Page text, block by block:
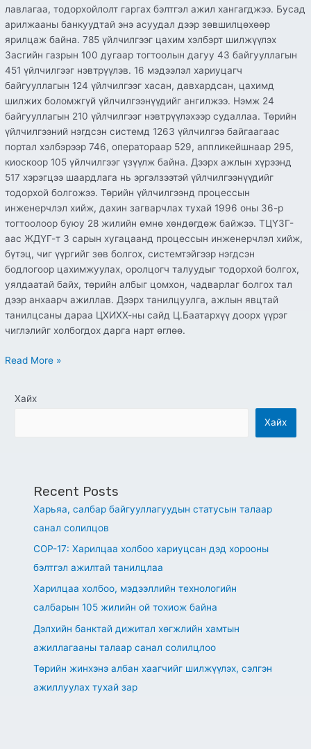
лавлагаа, тодорхойлолт гаргах бэлтгэл ажил хангагджээ. Бусад
арилжааны банкуудтай энэ асуудал дээр зөвшилцөхөөр
ярилцаж байна. 785 үйлчилгээг цахим хэлбэрт шилжүүлэх
Засгийн газрын 100 дугаар тогтоолын дагуу 43 байгууллагын
451 үйлчилгээг нэвтрүүлэв. 16 мэдээлэл хариуцагч
байгууллагын 124 үйлчилгээг хасан, давхардсан, цахимд
шилжих боломжгүй үйлчилгээнүүдийг ангилжээ. Нэмж 24
байгууллагын 210 үйлчилгээг нэвтрүүлэхээр судаллаа. Төрийн
үйлчилгээний нэгдсэн системд 1263 үйлчилгээ байгаагаас
портал хэлбэрээр 746, оператораар 529, аппликейшнаар 295,
киоскоор 105 үйлчилгээг үзүүлж байна. Дээрх ажлын хүрээнд
517 хэрэгцээ шаардлага нь эргэлзээтэй үйлчилгээнүүдийг
тодорхой болгожээ. Төрийн үйлчилгээнд процессын
инженерчлэл хийж, дахин загварчлах тухай 1996 оны 36-р
тогтоолоор буюу 28 жилийн өмнө хөндөгдөж байжээ. ТЦҮЗГ-
аас ЖДҮГ-т 3 сарын хугацаанд процессын инженерчлэл хийж,
бүтэц, чиг үүргийг зөв болгох, системтэйгээр нэгдсэн
бодлогоор цахимжуулах, оролцогч талуудыг тодорхой болгох,
уялдаатай байх, төрийн албыг цомхон, чадварлаг болгох тал
дээр анхаарч ажиллав. Дээрх танилцуулга, ажлын явцтай
танилцсаны дараа ЦХИХХ-ны сайд Ц.Баатархүү доорх үүрэг
чиглэлийг холбогдох дарга нарт өглөө.
Read More »
Хайх
Хайх
Recent Posts
Харьяа, салбар байгууллагуудын статусын талаар
санал солилцов
СОР-17: Харилцаа холбоо хариуцсан дэд хорооны
бэлтгэл ажилтай танилцлаа
Харилцаа холбоо, мэдээллийн технологийн
салбарын 105 жилийн ой тохиож байна
Дэлхийн банктай дижитал хөгжлийн хамтын
ажиллагааны талаар санал солилцлоо
Төрийн жинхэнэ албан хаагчийг шилжүүлэх, сэлгэн
ажиллуулах тухай зар